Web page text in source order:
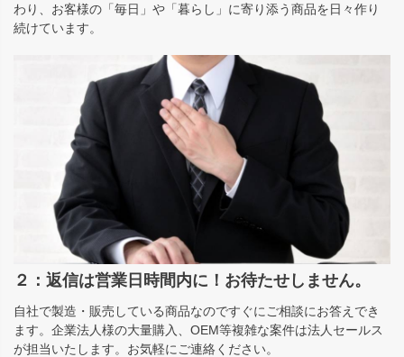
わり、お客様の「毎日」や「暮らし」に寄り添う商品を日々作り
続けています。
２：返信は営業日時間内に！お待たせしません。
自社で製造・販売している商品なのですぐにご相談にお答えでき
ます。企業法人様の大量購入、OEM等複雑な案件は法人セールス
が担当いたします。お気軽にご連絡ください。